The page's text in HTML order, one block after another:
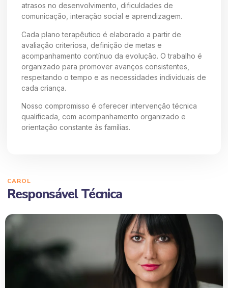
atrasos no desenvolvimento, dificuldades de
comunicação, interação social e aprendizagem.
Cada plano terapêutico é elaborado a partir de
avaliação criteriosa, definição de metas e
acompanhamento contínuo da evolução. O trabalho é
organizado para promover avanços consistentes,
respeitando o tempo e as necessidades individuais de
cada criança.
Nosso compromisso é oferecer intervenção técnica
qualificada, com acompanhamento organizado e
orientação constante às famílias.
CAROL
Responsável Técnica